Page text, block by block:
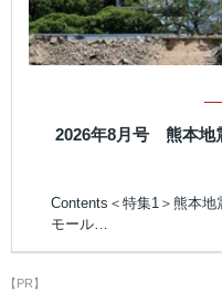
2026年8月号 熊本地
Contents＜特集1＞熊本地
モール…
【PR】